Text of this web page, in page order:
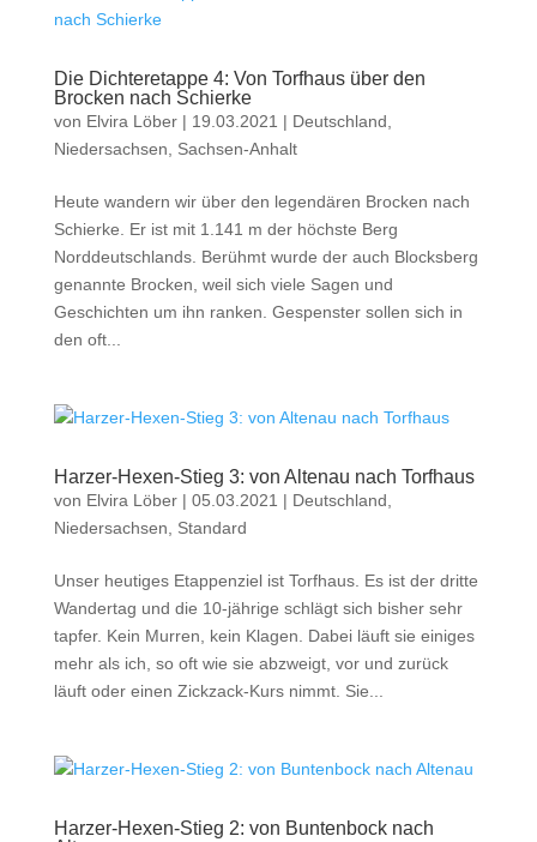
Die Dichteretappe 4: Von Torfhaus über den
Brocken nach Schierke
von Elvira Löber| 19.03.2021 | Deutschland
Niedersachsen
Sachsen-Anhalt
Heute wandern wir über den legendären Brocken nach
Schierke. Er ist mit 1.141 m der höchste Berg
Norddeutschlands. Berühmt wurde der auch Blocksberg
genannte Brocken, weil sich viele Sagen und
Geschichten um ihn ranken. Gespenster sollen sich in
den oft...
Harzer-Hexen-Stieg 3: von Altenau nach Torfhaus
von Elvira Löber| 05.03.2021 | Deutschland
Niedersachsen
Standard
Unser heutiges Etappenziel ist Torfhaus. Es ist der dritte
Wandertag und die 10-jährige schlägt sich bisher sehr
tapfer. Kein Murren, kein Klagen. Dabei läuft sie einiges
mehr als ich, so oft wie sie abzweigt, vor und zurück
läuft oder einen Zickzack-Kurs nimmt. Sie...
Harzer-Hexen-Stieg 2: von Buntenbock nach